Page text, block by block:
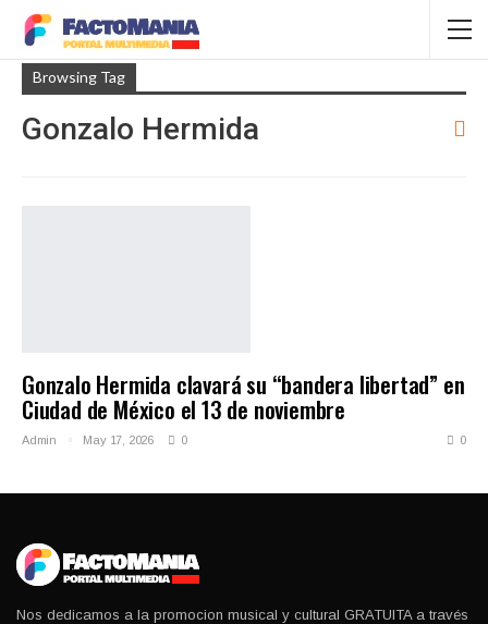
Browsing Tag
Gonzalo Hermida
Gonzalo Hermida clavará su “bandera libertad” en
Ciudad de México el 13 de noviembre
Admin May 17, 2026 0 0
Nos dedicamos a la promocion musical y cultural GRATUITA a través